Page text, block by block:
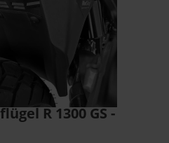
R 1300 GS -